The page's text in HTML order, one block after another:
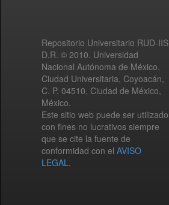
Repositorio Universitario RUD-IIS
D.R. © 2010. Universidad
Nacional Autónoma de México.
Ciudad Universitaria, Coyoacán,
C. P. 04510, Ciudad de México,
México.
Este sitio web puede ser utilizado
con fines no lucrativos siempre
que se cite la fuente de
conformidad con el AVISO
LEGAL.